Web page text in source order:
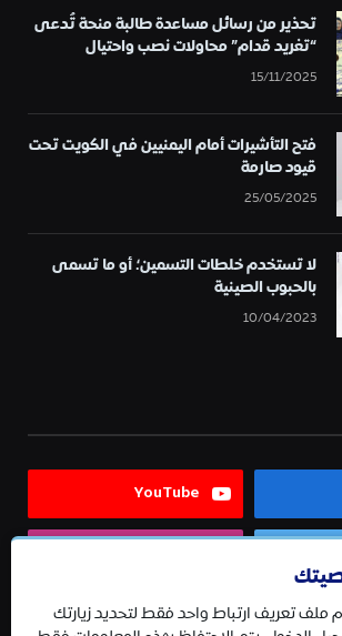
تحذير من رسائل مساعدة طالبة منحة تُدعى
“تغريد قدام” محاولات نصب واحتيال
15/11/2025
فتح التأشيرات أمام اليمنيين في الكويت تحت
قيود صارمة
25/05/2025
لا تستخدم خلطات التسمين؛ أو ما تسمى
بالحبوب الصينية
10/04/2023
YouTube
تعريف ارتباط واحد فقط لتحديد زيارتك